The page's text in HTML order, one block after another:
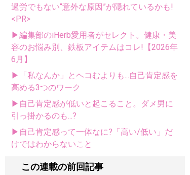
過労でもない“意外な原因”が隠れているかも!
<PR>
▶編集部のiHerb愛用者がセレクト。健康・美
容のお悩み別、鉄板アイテムはコレ!【2026年
6月】
▶「私なんか」とヘコむよりも...自己肯定感を
高める3つのワーク
▶自己肯定感が低いと起こること。ダメ男に
引っ掛かるのも...?
▶自己肯定感って一体なに?「高い/低い」だ
けではわからないこと
この連載の前回記事